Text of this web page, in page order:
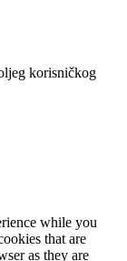
korisničkog
while you
that are
as they are